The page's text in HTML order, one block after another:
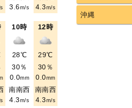
3.6m/s
4.3m/s
10時
28℃
30％
0.0mm
南南西
4.3m/s
12時
29℃
30％
0.0mm
南南西
4.3m/s
沖縄